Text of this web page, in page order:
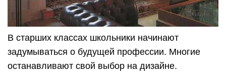
В старших классах школьники начинают
задумываться о будущей профессии. Многие
останавливают свой выбор на дизайне.